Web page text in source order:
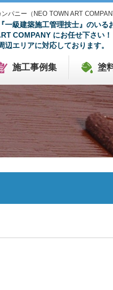
パニー（NEO TOWN ART
一級建築施工管理技士』のいる
COMPANY にお任せ下さい！
辺エリアに対応しております。
施工事例集 塗